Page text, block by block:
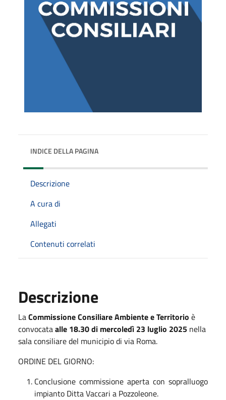
INDICE DELLA PAGINA
Descrizione
A cura di
Allegati
Contenuti correlati
Descrizione
LaCommissione Consiliare Ambiente e Territorio è
convocataalle 18.30 di mercoledì 23 luglio 2025 nella
sala consiliare del municipio di via Roma.
ORDINE DEL GIORNO:
Conclusione commissione aperta con sopralluogo
impianto Ditta Vaccari a Pozzoleone.